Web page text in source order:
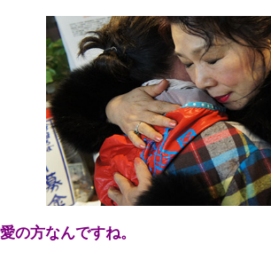
の方なんですね。